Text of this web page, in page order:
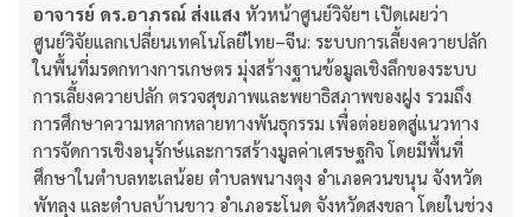
อาจารย์ ดร.อาภรณ์ ส่งแสง หัวหน้าศูนย์วิจัยฯ เปิดเผยว่า
ศูนย์วิจัยแลกเปลี่ยนเทคโนโลยีไทย–จีน: ระบบการเลี้ยงควายปลัก
ในพื้นที่มรดกทางการเกษตร มุ่งสร้างฐานข้อมูลเชิงลึกของระบบ
การเลี้ยงควายปลัก ตรวจสุขภาพและพยาธิสภาพของฝูง รวมถึง
การศึกษาความหลากหลายทางพันธุกรรม เพื่อต่อยอดสู่แนวทาง
การจัดการเชิงอนุรักษ์และการสร้างมูลค่าเศรษฐกิจ โดยมีพื้นที่
ศึกษาในตำบลทะเลน้อย ตำบลพนางตุง อำเภอควนขนุน จังหวัด
พัทลุง และตำบลบ้านขาว อำเภอระโนด จังหวัดสงขลา โดยในช่วง